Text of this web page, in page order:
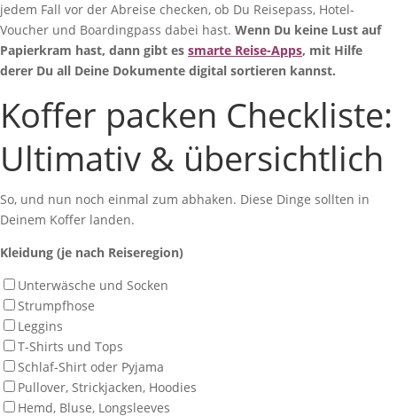
jedem Fall vor der Abreise checken, ob Du Reisepass, Hotel-
Voucher und Boardingpass dabei hast. Wenn Du keine Lust auf
Papierkram hast, dann gibt es smarte Reise-Apps, mit Hilfe
derer Du all Deine Dokumente digital sortieren kannst.
Koffer packen Checkliste:
Ultimativ & übersichtlich
So, und nun noch einmal zum abhaken. Diese Dinge sollten in
Deinem Koffer landen.
Kleidung (je nach Reiseregion)
Unterwäsche und Socken
Strumpfhose
Leggins
T-Shirts und Tops
Schlaf-Shirt oder Pyjama
Pullover, Strickjacken, Hoodies
Hemd, Bluse, Longsleeves